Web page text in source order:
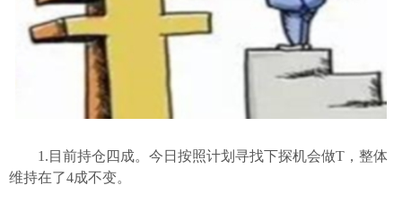
1.目前持仓四成。今日按照计划寻找下探机会做T，整体
维持在了4成不变。